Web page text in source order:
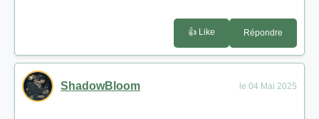
👍 Like Répondre
ShadowBloom le 04 Mai 2025